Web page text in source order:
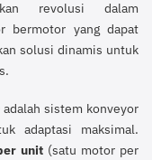
revolusi dalam
bermotor yang dapat
solusi dinamis untuk
sistem konveyor
adaptasi maksimal.
unit (satu motor per